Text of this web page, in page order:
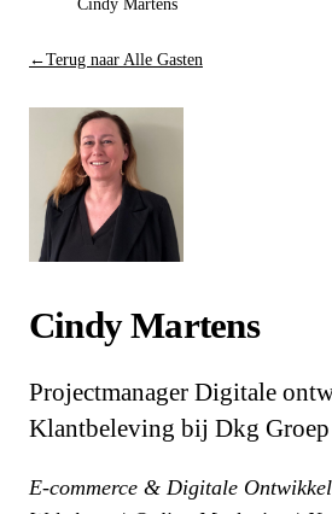
←Terug naar Alle Gasten
Cindy Martens
Projectmanager Digitale
Klantbeleving bij Dkg Groep
E-commerce & Digitale